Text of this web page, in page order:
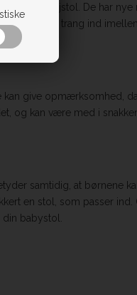
i en højstol. De har
være trang ind
give opmærksomhed,
og kan være med i
samtidig, at børnene
en stol, som passer ind.
babystol.